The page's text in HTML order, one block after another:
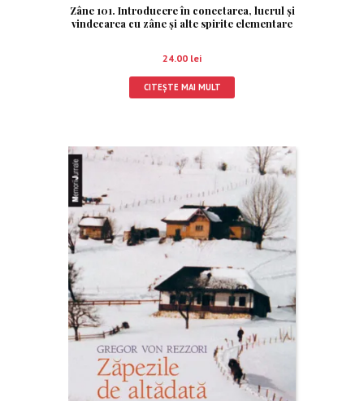
Zâne 101. Introducere în conectarea, lucrul şi
vindecarea cu zâne şi alte spirite elementare
24.00 lei
CITEȘTE MAI MULT